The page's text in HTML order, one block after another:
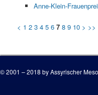
Anne-Klein-
< 1 2 3 4 5 6 7 8 9 10 > >>
© 2001 – 2018 by Assyrischer